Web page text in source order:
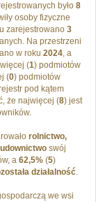
było 8
osoby fizyczne
zarejestrowano 3
Na przestrzeni
w roku 2024, a
(1) podmiotów
(0) podmiotów
pod kątem
że najwięcej (8) jest
rolnictwo,
swój
a 62,5% (5)
działalność.
we wsi